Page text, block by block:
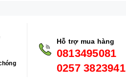
Hỗ trợ mua hàng
0813495081
0257 3823941